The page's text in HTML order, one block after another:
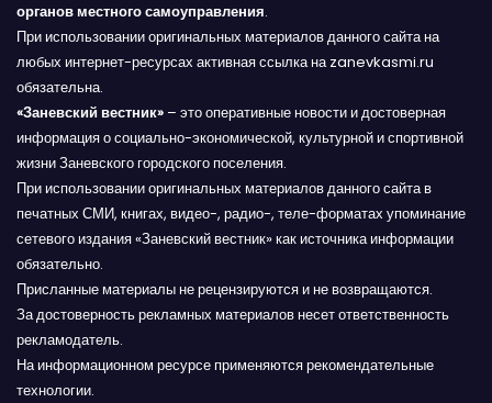
органов местного самоуправления.
При использовании оригинальных материалов данного сайта на
любых интернет-ресурсах активная ссылка на zanevkasmi.ru
обязательна.
«Заневский вестник» – это оперативные новости и достоверная
информация о социально-экономической, культурной и спортивной
жизни Заневского городского поселения.
При использовании оригинальных материалов данного сайта в
печатных СМИ, книгах, видео-, радио-, теле-форматах упоминание
сетевого издания «Заневский вестник» как источника информации
обязательно.
Присланные материалы не рецензируются и не возвращаются.
За достоверность рекламных материалов несет ответственность
рекламодатель.
На информационном ресурсе применяются рекомендательные
технологии.